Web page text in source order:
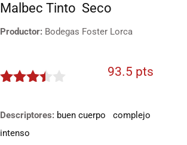
Malbec Tinto Seco
Productor: Bodegas Foster Lorca
93.5 pts
Descriptores: buen cuerpo
complejo
intenso